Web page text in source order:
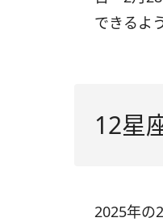
できるよ
12星
2025年の2